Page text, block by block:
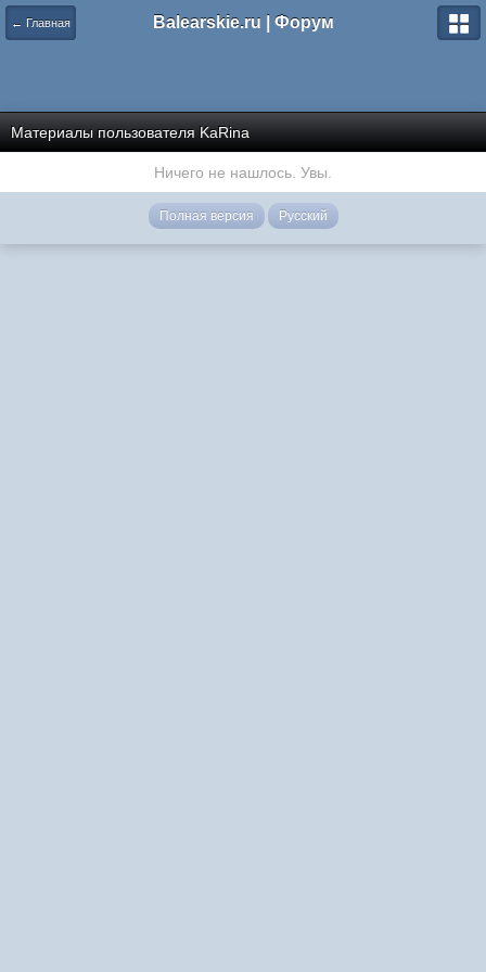
← Главная Balearskie.ru | Форум
Материалы пользователя KaRina
Ничего не нашлось. Увы.
Полная версия Русский